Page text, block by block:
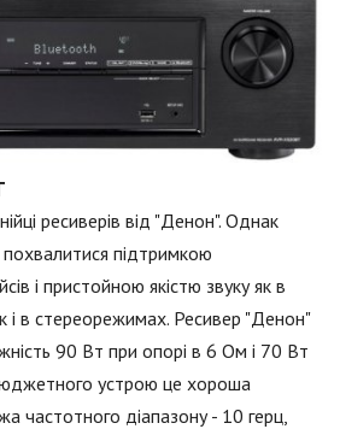
ресиверів від "Денон". Однак
підтримкою
і пристойною якістю звуку як в
і в стереорежимах. Ресивер "Денон"
90 Вт при опорі в 6 Ом і 70 Вт
устрою це хороша
частотного діапазону - 10 герц,